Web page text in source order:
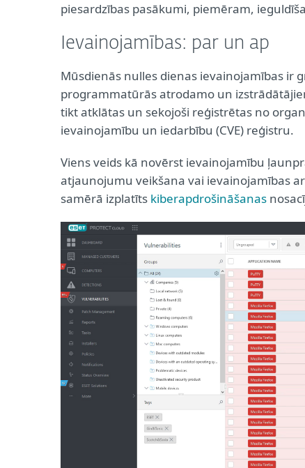
piesardzības pasākumi, piemēram,
Ievainojamības: par un ap
Mūsdienās nulles dienas ievainojamības ir
programmatūrās atrodamo un
tikt atklātas un sekojoši reģistrētas no
ievainojamību un iedarbību (CVE) reģistru.
Viens veids kā novērst ievainojamību
atjaunojumu veikšana vai ievainojamības
samērā izplatīts kiberapdrošināšanas